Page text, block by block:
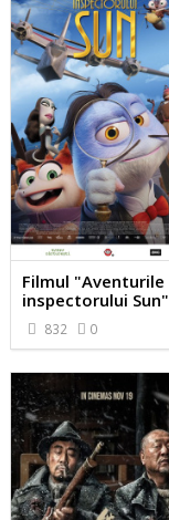
Filmul "Aventurile
inspectorului Sun"
832 0